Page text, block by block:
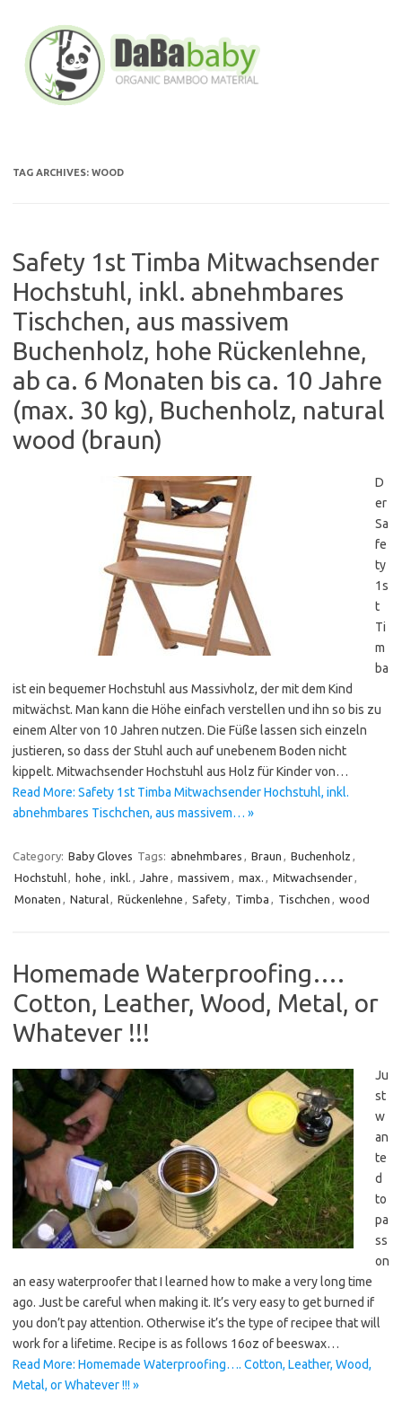
content
TAG ARCHIVES: WOOD
Safety 1st Timba Mitwachsender
Hochstuhl, inkl. abnehmbares
Tischchen, aus massivem
Buchenholz, hohe Rückenlehne,
ab ca. 6 Monaten bis ca. 10 Jahre
(max. 30 kg), Buchenholz, natural
wood (braun)
D
er
Sa
fe
ty
1s
t
Ti
m
ba
ist ein bequemer Hochstuhl aus Massivholz, der mit dem Kind
mitwächst. Man kann die Höhe einfach verstellen und ihn so bis zu
einem Alter von 10 Jahren nutzen. Die Füße lassen sich einzeln
justieren, so dass der Stuhl auch auf unebenem Boden nicht
kippelt. Mitwachsender Hochstuhl aus Holz für Kinder von…
Read More: Safety 1st Timba Mitwachsender Hochstuhl, inkl.
abnehmbares Tischchen, aus massivem… »
Category: Baby Gloves Tags: abnehmbares , Braun , Buchenholz ,
Hochstuhl, hohe , inkl. , Jahre , massivem , max. , Mitwachsender,
Monaten , Natural, Rückenlehne , Safety, Timba , Tischchen , wood
Homemade Waterproofing….
Cotton, Leather, Wood, Metal, or
Whatever !!!
Ju
st
w
an
te
d
to
pa
ss
on
an easy waterproofer that I learned how to make a very long time
ago. Just be careful when making it. It’s very easy to get burned if
you don’t pay attention. Otherwise it’s the type of recipee that will
work for a lifetime. Recipe is as follows 16oz of beeswax…
Read More: Homemade Waterproofing…. Cotton, Leather, Wood,
Metal, or Whatever !!! »